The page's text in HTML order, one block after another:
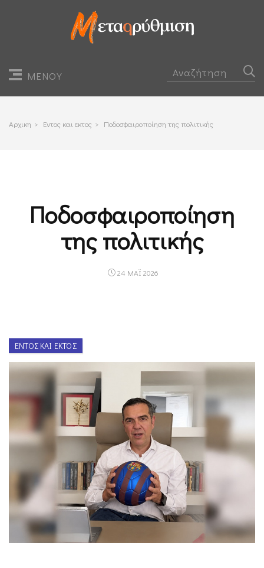
ΜΕΝΟΥ
Αρχικη > Εντος και εκτος > Ποδοσφαιροποίηση της πολιτικής
Ποδοσφαιροποίηση
της πολιτικής
24 ΜΑΪ 2026
ΕΝΤΌΣ ΚΑΙ ΕΚΤΌΣ